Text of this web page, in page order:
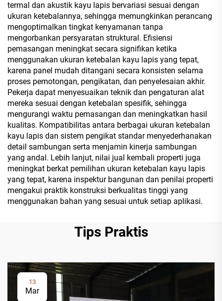
termal dan akustik kayu lapis bervariasi sesuai dengan
ukuran ketebalannya, sehingga memungkinkan perancang
mengoptimalkan tingkat kenyamanan tanpa
mengorbankan persyaratan struktural. Efisiensi
pemasangan meningkat secara signifikan ketika
menggunakan ukuran ketebalan kayu lapis yang tepat,
karena panel mudah ditangani secara konsisten selama
proses pemotongan, pengikatan, dan penyelesaian akhir.
Pekerja dapat menyesuaikan teknik dan pengaturan alat
mereka sesuai dengan ketebalan spesifik, sehingga
mengurangi waktu pemasangan dan meningkatkan hasil
kualitas. Kompatibilitas antara berbagai ukuran ketebalan
kayu lapis dan sistem pengikat standar menyederhanakan
detail sambungan serta menjamin kinerja sambungan
yang andal. Lebih lanjut, nilai jual kembali properti juga
meningkat berkat pemilihan ukuran ketebalan kayu lapis
yang tepat, karena inspektur bangunan dan penilai properti
mengakui praktik konstruksi berkualitas tinggi yang
menggunakan bahan yang sesuai untuk setiap aplikasi.
Tips Praktis
13
Mar